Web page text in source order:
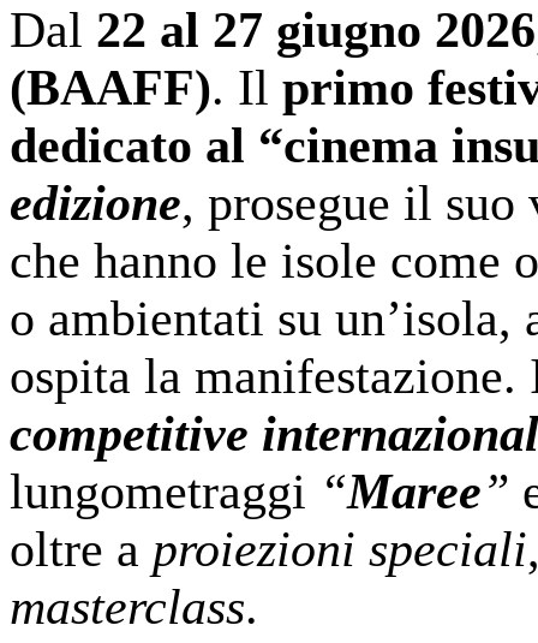
Dal 22 al 27 giugno 2026
(BAAFF). Il primo
dedicato al “cinema
edizione, prosegue il
che hanno le isole
o ambientati su
ospita la
competitive
lungometraggi “Maree”
oltre a proiezioni speciali
masterclass.